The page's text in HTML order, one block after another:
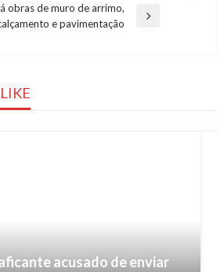
obras de muro de arrimo,
e pavimentação
acusado de enviar